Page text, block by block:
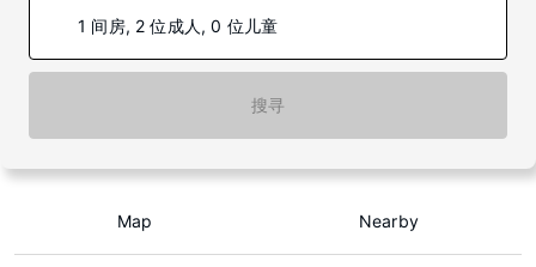
1 间房, 2 位成人, 0 位儿童
搜寻
Map Nearby